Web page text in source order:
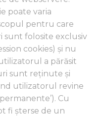
poate varia
pentru care
sunt folosite exclusiv
cookies) și nu
a părăsit
sunt reținute și
utilizatorul revine
Cu
fi șterse de un